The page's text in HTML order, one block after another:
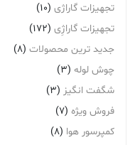
تجهیزات گاراژی (10)
تجهیزات گاراژِی (172)
جدید ترین محصولات (8)
چوش لوله (3)
شگفت انگیز (3)
فروش ویژه (7)
کمپرسور هوا (8)